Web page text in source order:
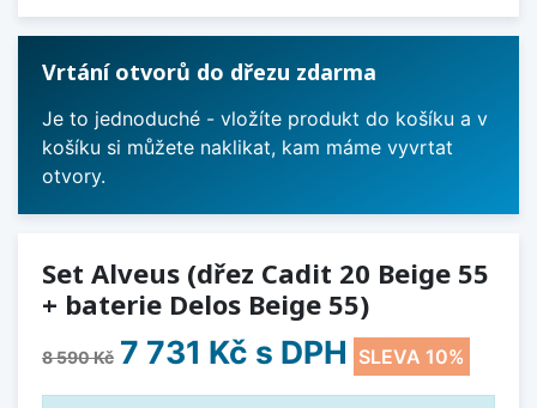
Vrtání otvorů do dřezu zdarma
Je to jednoduché - vložíte produkt do košíku a v
košíku si můžete naklikat, kam máme vyvrtat
otvory.
Set Alveus (dřez Cadit 20 Beige 55
+ baterie Delos Beige 55)
8 590 Kč 7 731 Kč s DPH SLEVA 10%